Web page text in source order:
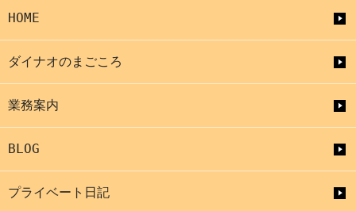
HOME
ダイナオのまごころ
業務案内
BLOG
プライベート日記